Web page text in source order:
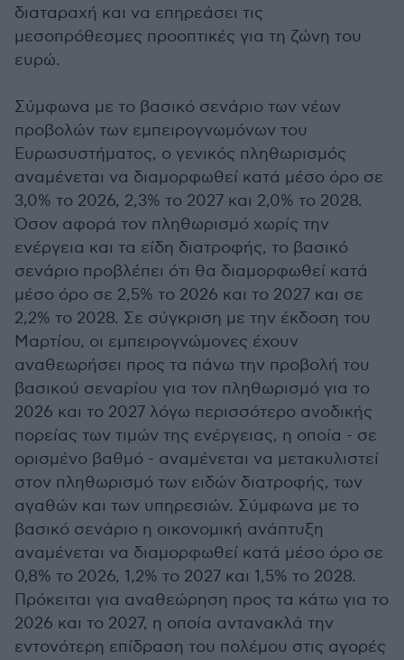
διαταραχή και να επηρεάσει τις
μεσοπρόθεσμες προοπτικές για τη ζώνη του
ευρώ.
Σύμφωνα με το βασικό σενάριο των νέων
προβολών των εμπειρογνωμόνων του
Ευρωσυστήματος, ο γενικός πληθωρισμός
αναμένεται να διαμορφωθεί κατά μέσο όρο σε
3,0% το 2026, 2,3% το 2027 και 2,0% το 2028.
Όσον αφορά τον πληθωρισμό χωρίς την
ενέργεια και τα είδη διατροφής, το βασικό
σενάριο προβλέπει ότι θα διαμορφωθεί κατά
μέσο όρο σε 2,5% το 2026 και το 2027 και σε
2,2% το 2028. Σε σύγκριση με την έκδοση του
Μαρτίου, οι εμπειρογνώμονες έχουν
αναθεωρήσει προς τα πάνω την προβολή του
βασικού σεναρίου για τον πληθωρισμό για το
2026 και το 2027 λόγω περισσότερο ανοδικής
πορείας των τιμών της ενέργειας, η οποία - σε
ορισμένο βαθμό - αναμένεται να μετακυλιστεί
στον πληθωρισμό των ειδών διατροφής, των
αγαθών και των υπηρεσιών. Σύμφωνα με το
βασικό σενάριο η οικονομική ανάπτυξη
αναμένεται να διαμορφωθεί κατά μέσο όρο σε
0,8% το 2026, 1,2% το 2027 και 1,5% το 2028.
Πρόκειται για αναθεώρηση προς τα κάτω για το
2026 και το 2027, η οποία αντανακλά την
εντονότερη επίδραση του πολέμου στις αγορές